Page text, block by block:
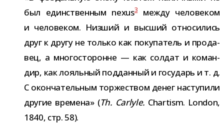
был един­ствен­ным nexus3между чело­ве­ком
и чело­ве­ком. Низший и выс­ший отно­си­лись
друг к другу не только как поку­па­тель и про­да­
вец, а мно­го­сто­ронне — как сол­дат и коман­
дир, как лояль­ный под­дан­ный и госу­дарь и т. д.
С окон­ча­тель­ным тор­же­ством денег насту­пили
дру­гие вре­мена» (Th. Carlyle. Chartism. London,
1840, стр. 58).